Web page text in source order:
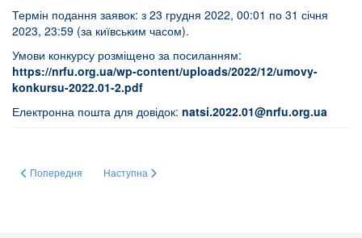
Термін подання заявок: з 23 грудня 2022, 00:01 по 31 січня
2023, 23:59 (за київським часом).
Умови конкурсу розміщено за посиланням:
https://nrfu.org.ua/wp-content/uploads/2022/12/umovy-
konkursu-2022.01-2.pdf
Електронна пошта для довідок: natsi.2022.01@nrfu.org.ua
Попередня стаття: ПРЕМІЇ ІМЕНІ ВИДАТНИХ УЧЕНИХ УКРАЇНИ
Попередня Наступна стаття: НАЦІОНАЛЬНИЙ ФОНД
Наступна